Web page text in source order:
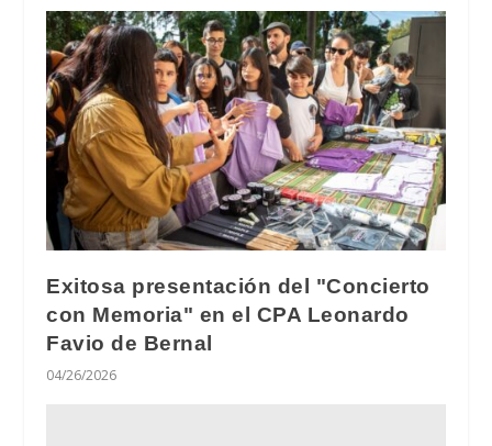
Exitosa presentación del "Concierto
con Memoria" en el CPA Leonardo
Favio de Bernal
04/26/2026